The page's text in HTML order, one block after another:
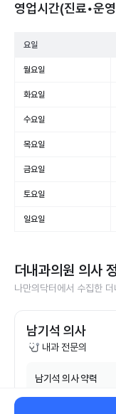
영업시간(진료•운
요일
월요일
화요일
수요일
목요일
금요일
토요일
일요일
더내과의원 의사
나만의닥터에서 수집한 더
남기석 의사
내과 전문의
남기석 의사 약력